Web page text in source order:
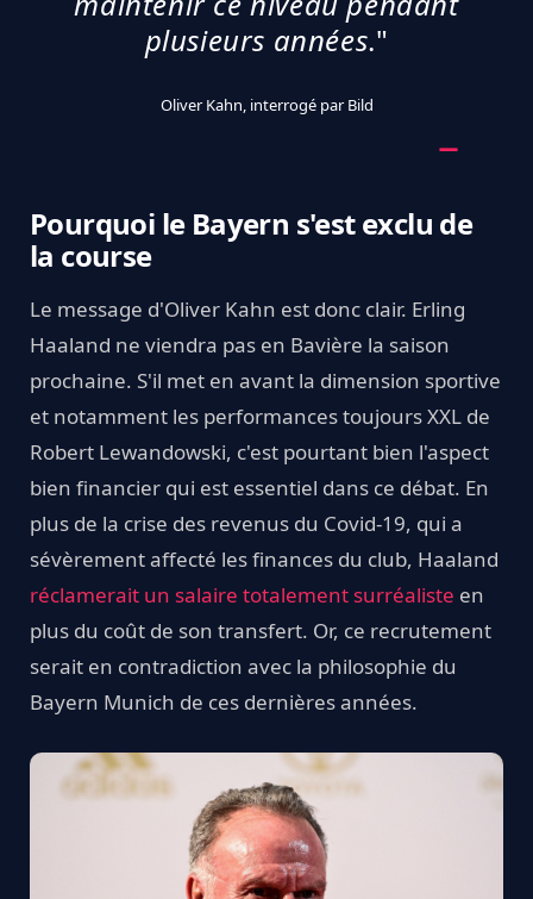
plusieurs années."
Oliver Kahn, interrogé par Bild
Pourquoi le Bayern s'est exclu de
la course
Le message d'Oliver Kahn est donc clair. Erling
Haaland ne viendra pas en Bavière la saison
prochaine. S'il met en avant la dimension sportive
et notamment les performances toujours XXL de
Robert Lewandowski, c'est pourtant bien l'aspect
bien financier qui est essentiel dans ce débat. En
plus de la crise des revenus du Covid-19, qui a
sévèrement affecté les finances du club, Haaland
réclamerait un salaire totalement surréaliste en
plus du coût de son transfert. Or, ce recrutement
serait en contradiction avec la philosophie du
Bayern Munich de ces dernières années.